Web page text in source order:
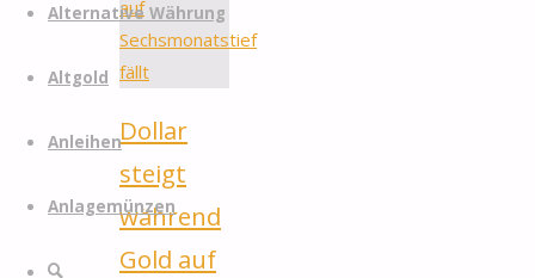
Alternative Währung
Altgold
Anleihen
Anlagemünzen
Dollar
steigt
während
Gold auf